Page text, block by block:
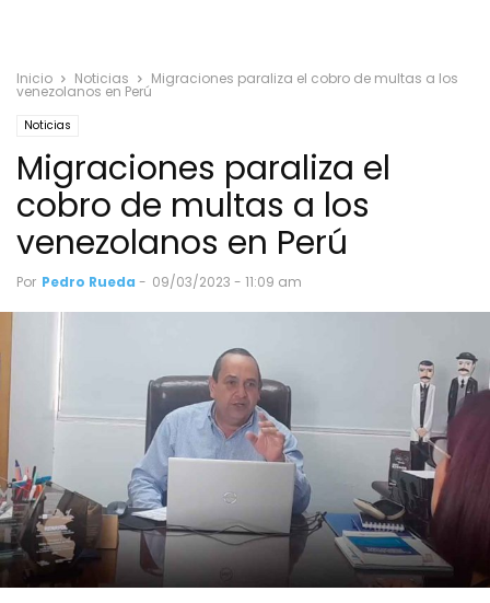
Inicio Noticias Migraciones paraliza el cobro de multas a los
venezolanos en Perú
Noticias
Migraciones paraliza el
cobro de multas a los
venezolanos en Perú
Por Pedro Rueda - 09/03/2023 - 11:09 am